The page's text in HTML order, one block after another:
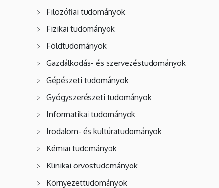
Filozófiai tudományok
Fizikai tudományok
Földtudományok
Gazdálkodás- és szervezéstudományok
Gépészeti tudományok
Gyógyszerészeti tudományok
Informatikai tudományok
Irodalom- és kultúratudományok
Kémiai tudományok
Klinikai orvostudományok
Környezettudományok